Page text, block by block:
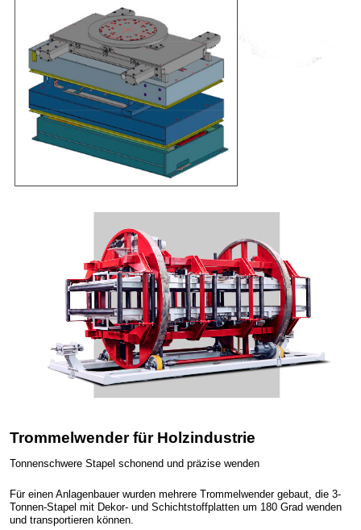
Trommelwender für Holzindustrie
Tonnenschwere Stapel schonend und präzise wenden
Für einen Anlagenbauer wurden mehrere Trommelwender gebaut, die 3-
Tonnen-Stapel mit Dekor- und Schichtstoffplatten um 180 Grad wenden
und transportieren können.